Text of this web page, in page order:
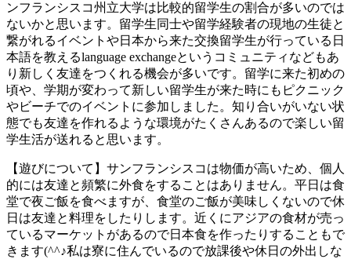
ンフランシスコ州立大学は比較的留学生の割合が多いのでは
ないかと思います。留学生同士や留学経験者の現地の生徒と
繋がれるイベントや日本から来た交換留学生が行っている日
本語を教えるlanguage exchangeというコミュニティなどもあ
り新しく友達をつくれる機会が多いです。留学に来た初めの
頃や、学期が変わって新しい留学生が来た時にもピクニック
やビーチでのイベントに参加しました。知り合いがいない状
態でも友達を作れるような環境がたくさんあるので楽しい留
学生活が送れると思います。
【遊びについて】サンフランシスコは物価が高いため、個人
的には友達と頻繁に外食をすることはありません。平日は食
堂で夜ご飯を食べますが、食堂のご飯が美味しくないので休
日は友達と料理をしたりします。近くにアジアの食材が売っ
ているマーケットがあるので日本食を作ったりすることもで
きます(^^♪私は寮に住んでいるので放課後や休日の外出しな